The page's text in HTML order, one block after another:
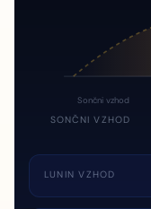
Sončni vzhod
SONČNI VZHOD
LUNIN VZHOD